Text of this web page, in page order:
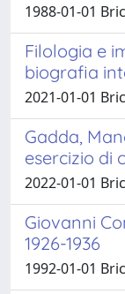
1988-01-01
Filologia e
biografia
2021-01-01
Gadda,
esercizio di
2022-01-01
Giovanni
1926-1936
1992-01-01